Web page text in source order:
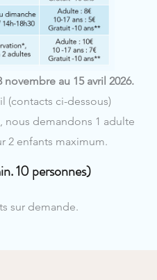
au 15 avril 2026.
(contacts ci-dessous)
nous demandons 1 adulte
2 enfants maximum.
10 personnes)
sur demande.